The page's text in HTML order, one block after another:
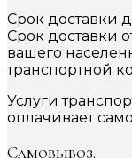
Срок доставки
Срок доставки
вашего
транспортной
Услуги
оплачивает
Самовывоз.